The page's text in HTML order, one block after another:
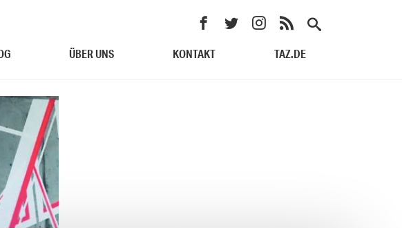
ÜBER UNS KONTAKT TAZ.DE